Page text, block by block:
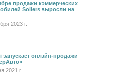
продажи коммерческих
Sollers выросли на
2023 г.
запускает онлайн-продажи
2021 г.